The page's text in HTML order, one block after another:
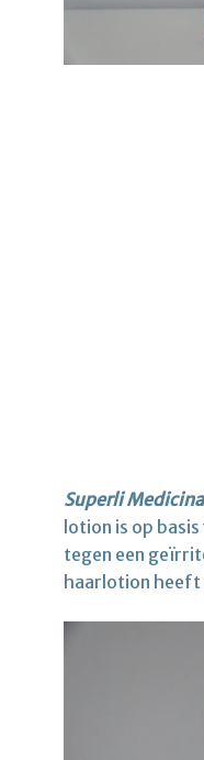
Superli
lotion is op
tegen een
haarlotion heeft